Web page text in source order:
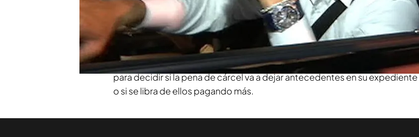
cómplices del presunto delito. Tampoco entienden que la Agencia
Tributaria haya reducido de 14,7 millones a 5,7 la cuantía que no pagó
Ronaldo al fisco entre 2011 y 2014. Reducción del delito, pago de 19
millones y dos años de cárcel que no cumplirá es lo que le ha costado a
Cristiano cometer cuatro delitos fiscales. Queda pendiente una vistilla
para decidir si la pena de cárcel va a dejar antecedentes en su expediente
o si se libra de ellos pagando más.